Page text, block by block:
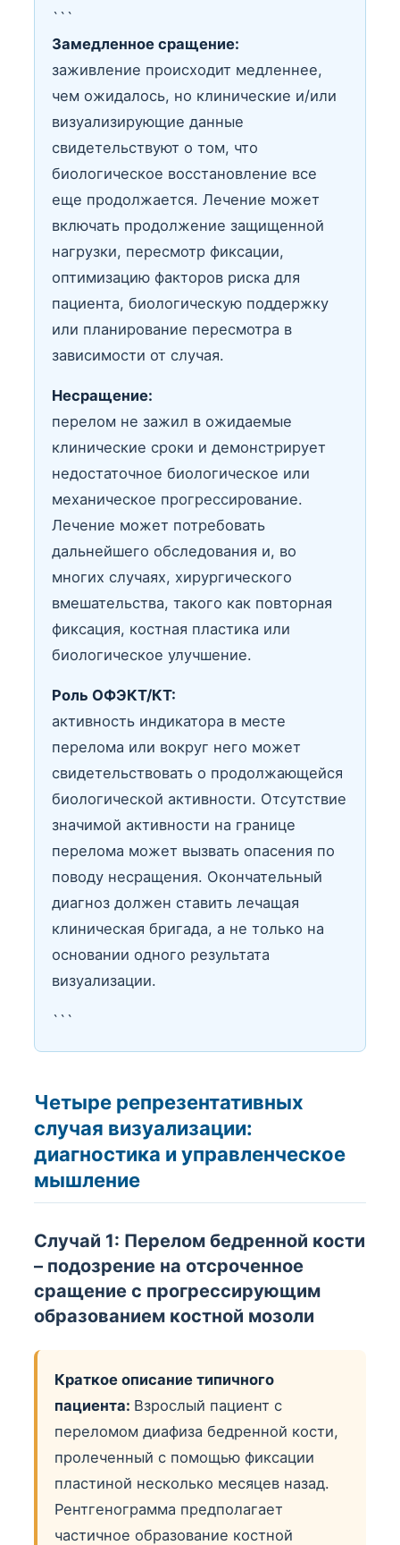
```
Замедленное сращение:
заживление происходит медленнее,
чем ожидалось, но клинические и/или
визуализирующие данные
свидетельствуют о том, что
биологическое восстановление все
еще продолжается. Лечение может
включать продолжение защищенной
нагрузки, пересмотр фиксации,
оптимизацию факторов риска для
пациента, биологическую поддержку
или планирование пересмотра в
зависимости от случая.
Несращение:
перелом не зажил в ожидаемые
клинические сроки и демонстрирует
недостаточное биологическое или
механическое прогрессирование.
Лечение может потребовать
дальнейшего обследования и, во
многих случаях, хирургического
вмешательства, такого как повторная
фиксация, костная пластика или
биологическое улучшение.
Роль ОФЭКТ/КТ:
активность индикатора в месте
перелома или вокруг него может
свидетельствовать о продолжающейся
биологической активности. Отсутствие
значимой активности на границе
перелома может вызвать опасения по
поводу несращения. Окончательный
диагноз должен ставить лечащая
клиническая бригада, а не только на
основании одного результата
визуализации.
```
Четыре репрезентативных
случая визуализации:
диагностика и управленческое
мышление
Случай 1: Перелом бедренной кости
– подозрение на отсроченное
сращение с прогрессирующим
образованием костной мозоли
Краткое описание типичного
пациента: Взрослый пациент с
переломом диафиза бедренной кости,
пролеченный с помощью фиксации
пластиной несколько месяцев назад.
Рентгенограмма предполагает
частичное образование костной